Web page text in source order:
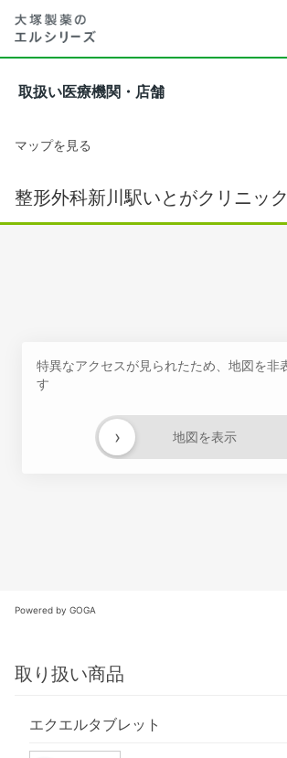
取扱い医療機関・店舗
マップを見る
整形外科新川駅いとがクリニック
特異なアクセスが見られたため、地図を非
す
地図を表示
›
Powered by GOGA
取り扱い商品
エクエルタブレット